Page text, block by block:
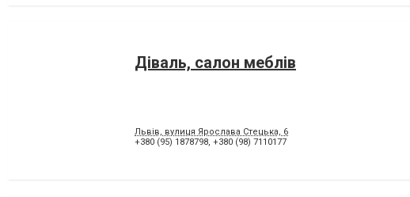
Діваль, салон меблів
Львів, вулиця Ярослава Стецька, 6
+380 (95) 1878798, +380 (98) 7110177